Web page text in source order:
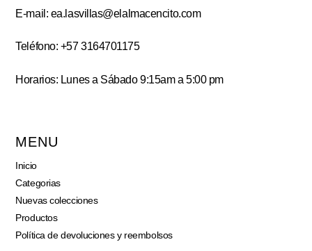
E-mail: ea.lasvillas@elalmacencito.com
Teléfono: +57 3164701175
Horarios: Lunes a Sábado 9:15am a 5:00 pm
MENU
Inicio
Categorias
Nuevas colecciones
Productos
Política de devoluciones y reembolsos